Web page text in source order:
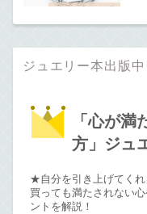
ジュエリー本出版中
「心が
方」ジュ
★自分を引き上げてく
買っても満たされない
ントを解説！